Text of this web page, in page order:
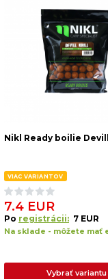
Nikl Ready boilie Devill
VIAC VARIANTOV
7.4 EUR
Po registrácii: 7 EUR
Na sklade - môžete mať
Vybrať variantu